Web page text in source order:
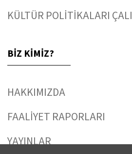
KÜLTÜR POLİTİKALARI
BİZ KİMİZ?
HAKKIMIZDA
FAALİYET RAPORLARI
YAYINLAR